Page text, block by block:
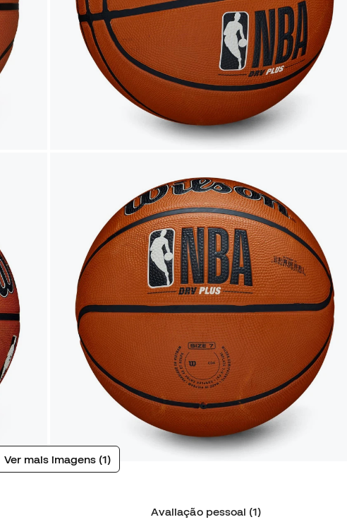
Ver mais imagens (1)
Avaliação pessoal (1)